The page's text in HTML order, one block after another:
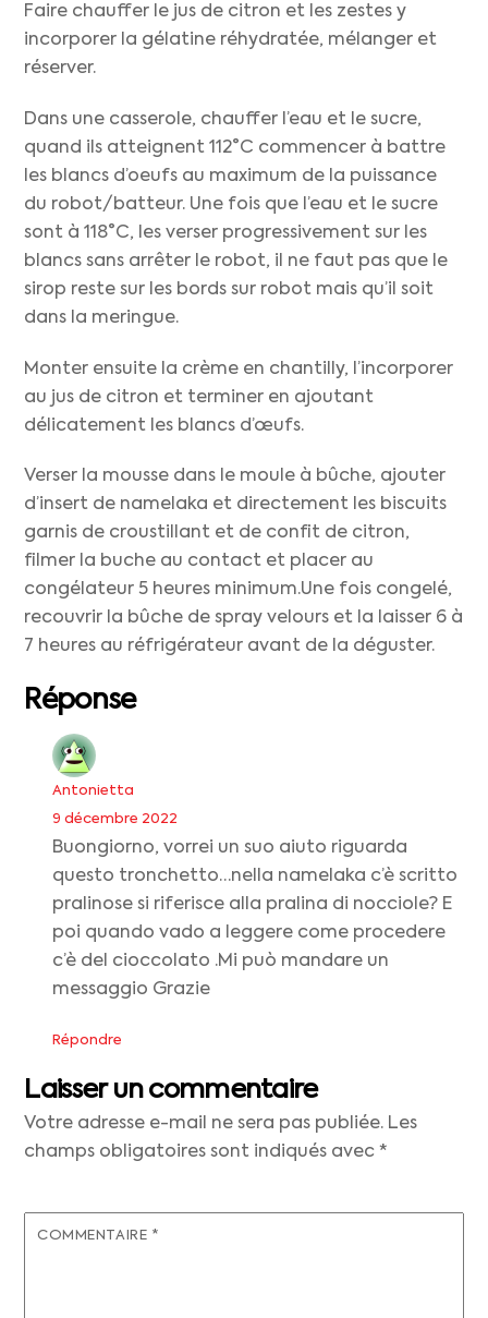
Faire chauffer le jus de citron et les zestes y
incorporer la gélatine réhydratée, mélanger et
réserver.
Dans une casserole, chauffer l’eau et le sucre,
quand ils atteignent 112°C commencer à battre
les blancs d’oeufs au maximum de la puissance
du robot/batteur. Une fois que l’eau et le sucre
sont à 118°C, les verser progressivement sur les
blancs sans arrêter le robot, il ne faut pas que le
sirop reste sur les bords sur robot mais qu’il soit
dans la meringue.
Monter ensuite la crème en chantilly, l’incorporer
au jus de citron et terminer en ajoutant
délicatement les blancs d’œufs.
Verser la mousse dans le moule à bûche, ajouter
d’insert de namelaka et directement les biscuits
garnis de croustillant et de confit de citron,
filmer la buche au contact et placer au
congélateur 5 heures minimum.Une fois congelé,
recouvrir la bûche de spray velours et la laisser 6 à
7 heures au réfrigérateur avant de la déguster.
Réponse
Antonietta
9 décembre 2022
Buongiorno, vorrei un suo aiuto riguarda
questo tronchetto…nella namelaka c’è scritto
pralinose si riferisce alla pralina di nocciole? E
poi quando vado a leggere come procedere
c’è del cioccolato .Mi può mandare un
messaggio Grazie
Répondre
Laisser un commentaire
Votre adresse e-mail ne sera pas publiée. Les
champs obligatoires sont indiqués avec*
COMMENTAIRE *